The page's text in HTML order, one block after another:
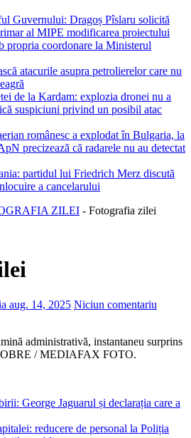
Guvernului: Dragoș Pîslaru solicită
al MIPE modificarea proiectului
propria coordonare la Ministerul
atacurile asupra petrolierelor care nu
de la Kardam: explozia dronei nu a
suspiciuni privind un posibil atac
românesc a explodat în Bulgaria, la
precizează că radarele nu au detectat
partidul lui Friedrich Merz discută
a cancelarului
ZILEI - Fotografia zilei
aug. 14, 2025 Niciun comentariu
/ MEDIAFAX FOTO.
George Jaguarul și declarația care a
reducere de personal la Poliția